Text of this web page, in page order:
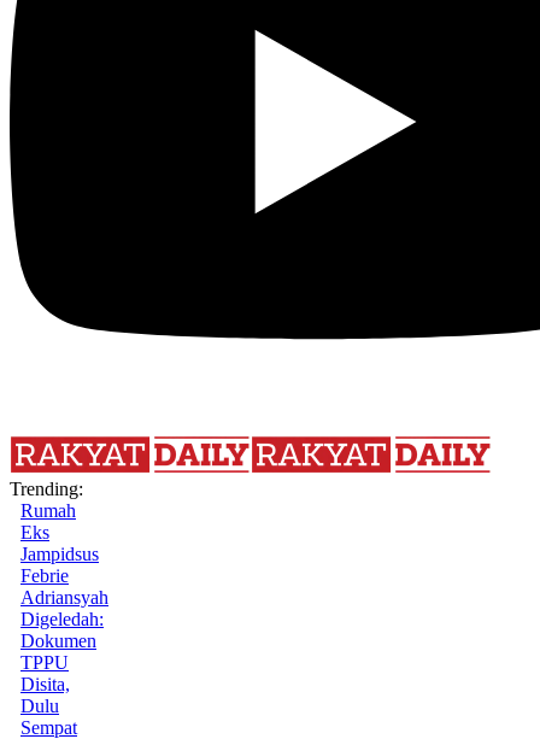
Trending:
Rumah
Eks
Jampidsus
Febrie
Adriansyah
Digeledah:
Dokumen
TPPU
Disita,
Dulu
Sempat